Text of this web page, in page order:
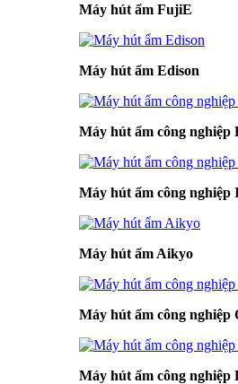
Máy hút ẩm FujiE
Máy hút ẩm Edison
Máy hút ẩm công nghiệp
Máy hút ẩm công nghiệp
Máy hút ẩm Aikyo
Máy hút ẩm công nghiệp
Máy hút ẩm công nghiệp